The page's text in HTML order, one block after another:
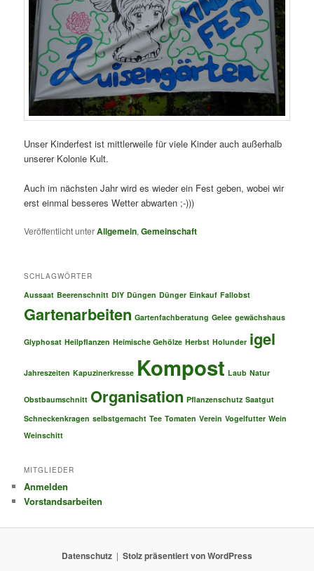
Unser Kinderfest ist mittlerweile für viele Kinder auch außerhalb
unserer Kolonie Kult.
Auch im nächsten Jahr wird es wieder ein Fest geben, wobei wir
erst einmal besseres Wetter abwarten ;-)))
Veröffentlicht unterAllgemein,Gemeinschaft
SCHLAGWÖRTER
Aussaat Beerenschnitt DIY Düngen Dünger Einkauf Fallobst
Gartenarbeiten Gartenfachberatung Gelee gewächshaus
Glyphosat Heilpflanzen Heimische Gehölze Herbst Holunder igel
Jahreszeiten Kapuzinerkresse Kompost Laub Natur
Obstbaumschnitt Organisation Pflanzenschutz Saatgut
Schneckenkragen selbstgemacht Tee Tomaten Verein Vogelfutter Wein
Weinschitt
MITGLIEDER
Anmelden
Vorstandsarbeiten
Datenschutz Stolz präsentiert von WordPress